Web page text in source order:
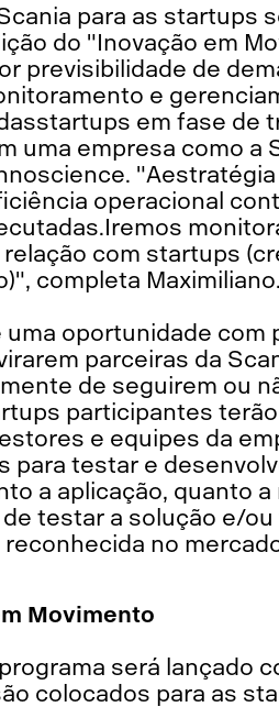
para as startups
do "Inovação em
previsibilidade de
e
em fase de
uma empresa como a
operacional
com startups
completa Maximiliano.
uma oportunidade com
parceiras da
de seguirem ou
participantes
e equipes da
testar e
a aplicação, quanto
testar a solução e/
no
Movimento
será lançado
colocados para as